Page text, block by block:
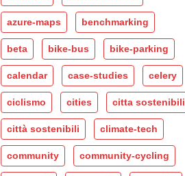
azure-maps benchmarking
beta bike-bus bike-parking
calendar case-studies celery
ciclismo cities citta sostenibili
città sostenibili climate-tech
community community-cycling